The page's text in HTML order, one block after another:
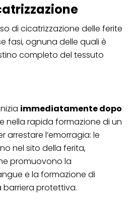
di cicatrizzazione delle ferite
fasi, ognuna delle quali è
completo del tessuto
immediatamente dopo
nella rapida formazione di un
l’emorragia: le
nel sito della ferita,
promuovono la
e la formazione di
protettiva.